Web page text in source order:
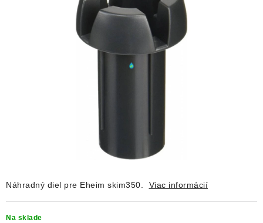
VÝPREDAJ
O nás
Náhradný diel pre Eheim skim350. Viac informácií
Na sklade